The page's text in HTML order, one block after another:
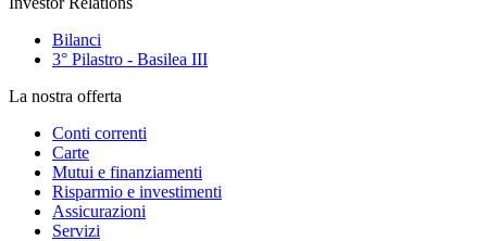
Bilanci
3° Pilastro - Basilea III
La nostra offerta
Conti correnti
Carte
Mutui e finanziamenti
Risparmio e investimenti
Assicurazioni
Servizi